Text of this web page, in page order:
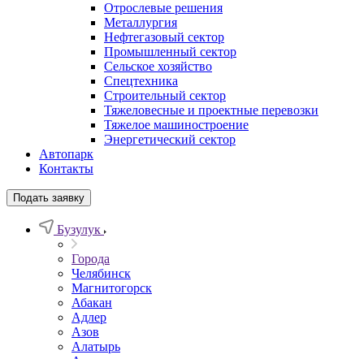
Отрослевые решения
Металлургия
Нефтегазовый сектор
Промышленный сектор
Сельское хозяйство
Спецтехника
Строительный сектор
Тяжеловесные и проектные перевозки
Тяжелое машиностроение
Энергетический сектор
Автопарк
Контакты
Подать заявку
Бузулук
Города
Челябинск
Магнитогорск
Абакан
Адлер
Азов
Алатырь